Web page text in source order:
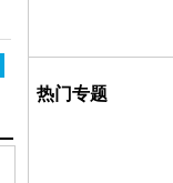
热门专题